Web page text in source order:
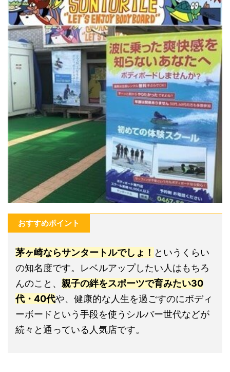
おすすめポイント
茅ヶ崎ならサンタートルでしょ！ というくらい
の知名度です。レベルアップしたい人はもちろ
んのこと、 親子の絆をスポーツで育みたい30
代・40代や、健康的な人生を過ごすのにボディ
ーボードという手段を使うシルバー世代などが
続々と通っている人気店です。